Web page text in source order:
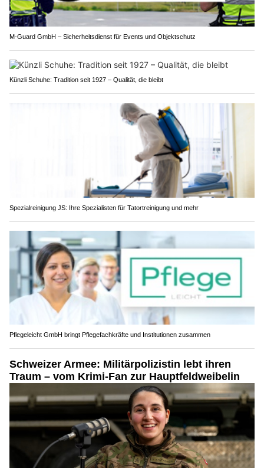
M-Guard GmbH – Sicherheitsdienst für Events und Objektschutz
Künzli Schuhe: Tradition seit 1927 – Qualität, die bleibt
Spezialreinigung JS: Ihre Spezialisten für Tatortreinigung und mehr
Pflegeleicht GmbH bringt Pflegefachkräfte und Institutionen zusammen
Schweizer Armee: Militärpolizistin lebt ihren
Traum – vom Krimi-Fan zur Hauptfeldweibelin